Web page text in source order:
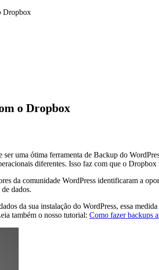
Dropbox
o Dropbox
uma ótima ferramenta de Backup do
diferentes. Isso faz com que o
da comunidade WordPress identificaram a
dados.
da sua instalação do WordPress, essa
também o nosso tutorial: Como fazer backups